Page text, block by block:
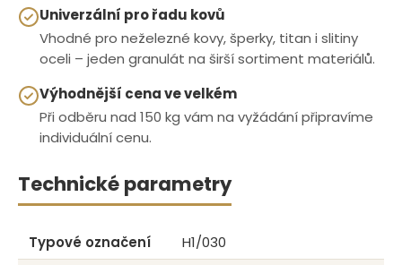
Univerzální pro řadu kovů
Vhodné pro neželezné kovy, šperky, titan i slitiny
oceli – jeden granulát na širší sortiment materiálů.
Výhodnější cena ve velkém
Při odběru nad 150 kg vám na vyžádání připravíme
individuální cenu.
Technické parametry
Typové označení H1/030